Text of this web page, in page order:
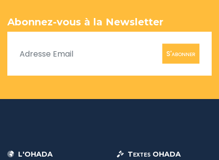
Abonnez-vous à la Newsletter
S'abonner
L'OHADA Textes OHADA